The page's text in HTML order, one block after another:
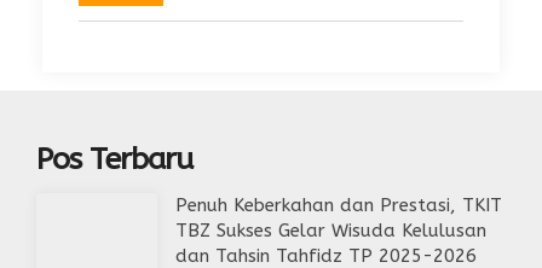
Pos Terbaru
Penuh Keberkahan dan Prestasi, TKIT
TBZ Sukses Gelar Wisuda Kelulusan
dan Tahsin Tahfidz TP 2025-2026